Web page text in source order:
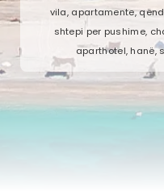
vila, apartamente,
shtepi per pushime,
aparthotel, hanë,